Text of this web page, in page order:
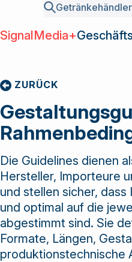
SignalMedia+
Übersicht
Point of Sales
Media
Gamification
Kundenbindung
Academy
Services
Marktbearbeitung 2026
Marktbearbeitung 2027
Zentrale
Hersteller
News
INSIDE –
DIGITALDRINK
Team und
Sektionen
Geschichte
Kontakt
ZURÜCK
Die Guidelines dienen
Hersteller, Importeure
und stellen sicher,
und optimal auf die
abgestimmt sind. Sie
Formate, Längen,
produktionstechnische